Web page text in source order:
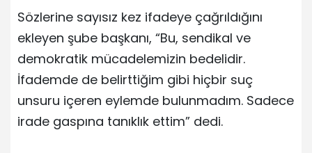
Sözlerine sayısız kez ifadeye çağrıldığını
ekleyen şube başkanı, “Bu, sendikal ve
demokratik mücadelemizin bedelidir.
İfademde de belirttiğim gibi hiçbir suç
unsuru içeren eylemde bulunmadım. Sadece
irade gaspına tanıklık ettim” dedi.